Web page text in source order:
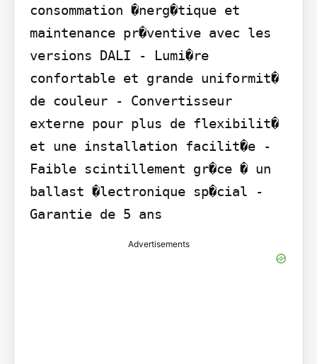
consommation �nerg�tique et
maintenance pr�ventive avec les
versions DALI - Lumi�re
confortable et grande uniformit�
de couleur - Convertisseur
externe pour plus de flexibilit�
et une installation facilit�e -
Faible scintillement gr�ce � un
ballast �lectronique sp�cial -
Garantie de 5 ans
Advertisements